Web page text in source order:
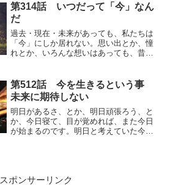
第314話 いつだって「今」なん
だ
過去・現在・未来があっても、私たちは
「今」にしか居れない。思い出とか、憧
れとか、いろんな想いはあっても、昔に
のです
第512話 今を生きるという事
未来に期待しない
明日があるさ、とか、明日頑張ろう、と
か、今日寝て、目が覚めれば、また今日
が始まるのです。明日と考えていた今日
スポンサーリンク